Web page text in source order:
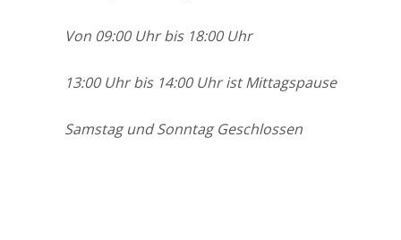
Von 09:00 Uhr bis 18:00 Uhr
13:00 Uhr bis 14:00 Uhr ist Mittagspause
Samstag und Sonntag Geschlossen